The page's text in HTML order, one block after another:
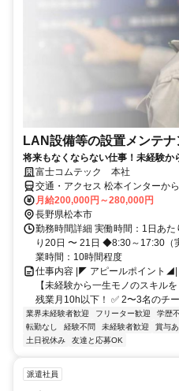
LAN設備等の設置メンテナ
将来もなくならない仕事！未経験か
富士コムテック 本社
交通・アクセス 松本インターか
月給200,000円～280,000円
長野県松本市
勤務時間詳細 実働時間：1日あ
り20日 〜 21日 ◆8:30～17:30（
業時間：10時間程度
仕事内容 |◤ アピールポイン
【未経験から一生モノのスキル
残業月10h以下！ ✅ 2〜3名のチ
業界未経験者歓迎 フリーター歓迎 学歴
転勤なし
経験不問 未経験者歓迎 賞与あ
土日祝休み
友達と応募OK
派遣社員